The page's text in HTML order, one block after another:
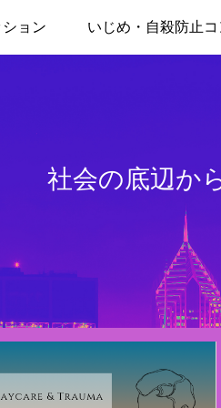
社会の底辺か
ョン いじめ・自殺防止